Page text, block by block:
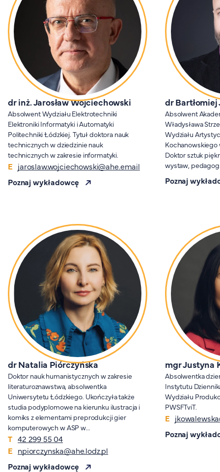
dr inż. Jarosław Wojciechowski
Absolwent Wydziału Elektrotechniki
Elektroniki Informatyki i Automatyki
Politechniki Łódzkiej. Tytuł doktora nauk
technicznych w dziedzinie nauk
technicznych w zakresie informatyki.
jaroslaw.wojciechowski@ahe.email
Poznaj wykładowcę
dr
Absolwent
Władysława
Wydziału
Kochanowskiego
Doktor sztuk
wystaw,
Poznaj
dr Natalia Piórczyńska
Doktor nauk humanistycznych w zakresie
literaturoznawstwa, absolwentka
Uniwersytetu Łódzkiego. Ukończyła także
studia podyplomowe na kierunku ilustracja i
komiks z elementami preprodukcji gier
komputerowych w ASP w…
42 299 55 04
npiorczynska@ahe.lodz.pl
Poznaj wykładowcę
mgr Justyna
Absolwentka
Instytutu
Wydziału
PWSFTviT.
Poznaj